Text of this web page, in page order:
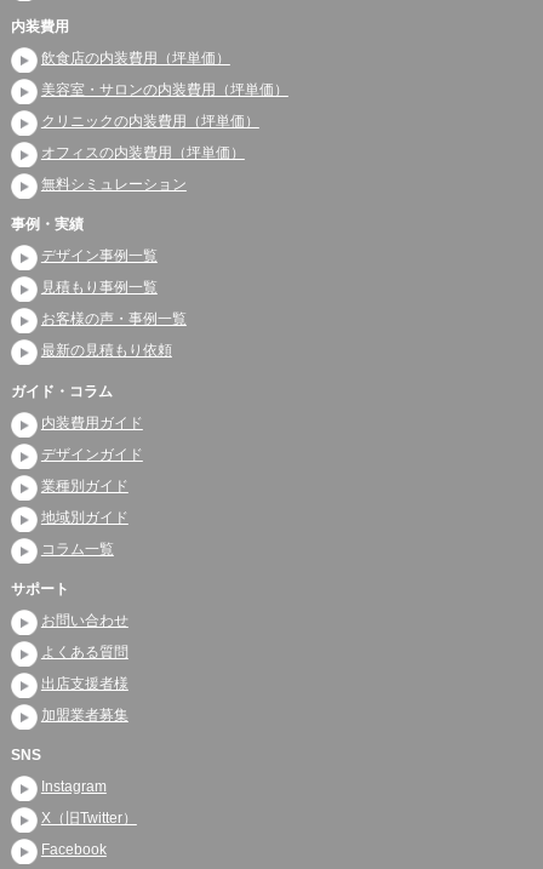
内装費用
飲食店の内装費用（坪単価）
美容室・サロンの内装費用（坪単価）
クリニックの内装費用（坪単価）
オフィスの内装費用（坪単価）
無料シミュレーション
事例・実績
デザイン事例一覧
見積もり事例一覧
お客様の声・事例一覧
最新の見積もり依頼
ガイド・コラム
内装費用ガイド
デザインガイド
業種別ガイド
地域別ガイド
コラム一覧
サポート
お問い合わせ
よくある質問
出店支援者様
加盟業者募集
SNS
Instagram
X（旧Twitter）
Facebook